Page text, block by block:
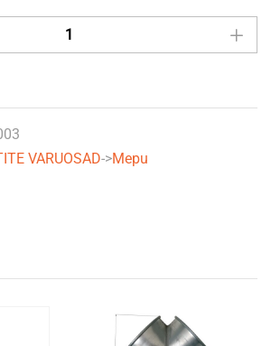
VARUOSAD->Mepu